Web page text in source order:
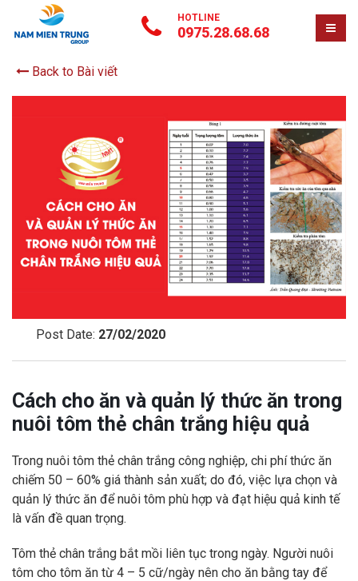
HOTLINE
0975.28.68.68
Back to Bài viết
Post Date: 27/02/2020
Cách cho ăn và quản lý thức ăn trong
nuôi tôm thẻ chân trắng hiệu quả
Trong nuôi tôm thẻ chân trắng công nghiệp, chi phí thức ăn
chiếm 50 – 60% giá thành sản xuất; do đó, việc lựa chọn và
quản lý thức ăn để nuôi tôm phù hợp và đạt hiệu quả kinh tế
là vấn đề quan trọng.
Tôm thẻ chân trắng bắt mồi liên tục trong ngày. Người nuôi
tôm cho tôm ăn từ 4 – 5 cữ/ngày nên cho ăn bằng tay để